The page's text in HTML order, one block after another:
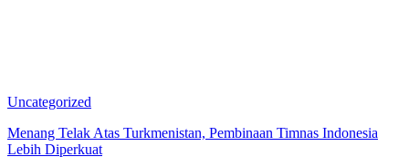
Uncategorized
Menang Telak Atas Turkmenistan, Pembinaan Timnas Indonesia
Lebih Diperkuat